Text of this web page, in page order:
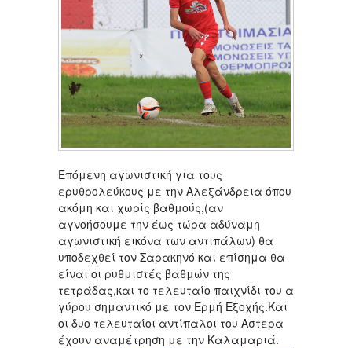
Επόμενη αγωνιστική για τους
ερυθρολεύκους με την Αλεξάνδρεια όπου
ακόμη και χωρίς βαθμούς,(αν
αγνοήσουμε την έως τώρα αδύναμη
αγωνιστική εικόνα των αντιπάλων) θα
υποδεχθεί τον Σαρακηνό και επίσημα θα
είναι οι ρυθμιστές βαθμών της
τετράδας,και το τελευταίο παιχνίδι του α
γύρου σημαντικό με τον Ερμή Εξοχής.Και
οι δυο τελευταίοι αντίπαλοι του Αστερα
έχουν αναμέτρηση με την Καλαμαριά.